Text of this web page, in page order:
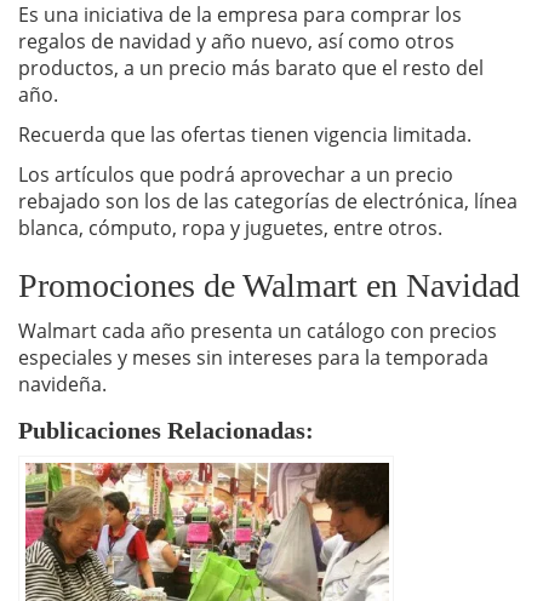
Es una iniciativa de la empresa para comprar los
regalos de navidad y año nuevo, así como otros
productos, a un precio más barato que el resto del
año.
Recuerda que las ofertas tienen vigencia limitada.
Los artículos que podrá aprovechar a un precio
rebajado son los de las categorías de electrónica, línea
blanca, cómputo, ropa y juguetes, entre otros.
Promociones de Walmart en Navidad
Walmart cada año presenta un catálogo con precios
especiales y meses sin intereses para la temporada
navideña.
Publicaciones Relacionadas: